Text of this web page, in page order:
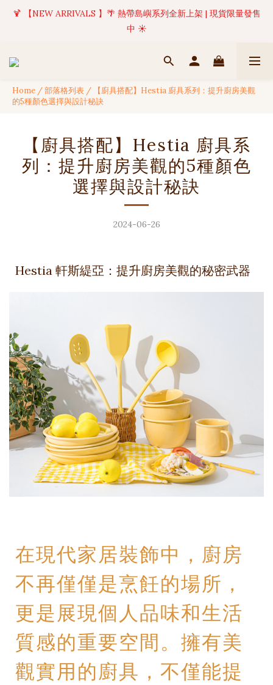
✦ 美好值得等待 | 現貨商品將於訂單成立後1-5個工作天內(不含例
假日)完成出貨 🚚
🍹 【NEW ARRIVALS 】🌴 熱帶島嶼系列全新上架 | 現貨限量發售
中 ☀️
✦ 美好值得等待 | 現貨商品將於訂單成立後1-5個工作天內(不含例
Home /部落格列表 /
【廚具搭配】Hestia 廚具系列：提升廚房美觀
的5種顏色選擇與設計秘訣
【廚具搭配】Hestia 廚具系
列：提升廚房美觀的5種顏色
選擇與設計秘訣
2024-06-26
Hestia 軒斯緹亞：提升廚房美觀的秘密武器
在現代家居裝飾中，廚房
不再僅僅是烹飪的場所，
更是展現個人品味和生活
質感的重要空間。擁有美
觀實用的廚具，不僅能提